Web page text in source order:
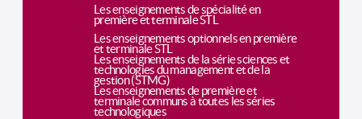
Les enseignements de spécialité en
première et terminale STL
Les enseignements optionnels en première
et terminale STL
Les enseignements de la série sciences et
technologies du management et de la
gestion (STMG)
Les enseignements de première et
terminale communs à toutes les séries
technologiques